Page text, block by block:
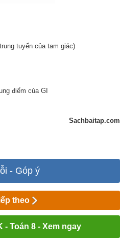
tuyến của tam giác)
điểm của GI
Sachbaitap.com
- Góp ý
theo
- Toán 8 - Xem ngay